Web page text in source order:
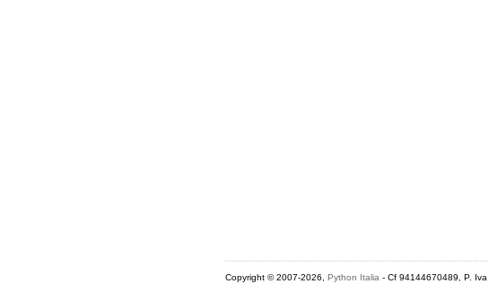
Copyright © 2007-2026, Python Italia - Cf 94144670489, P.